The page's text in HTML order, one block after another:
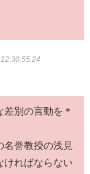
12:30:55.24
別の言動を＊
誉教授の浅見
ければならない